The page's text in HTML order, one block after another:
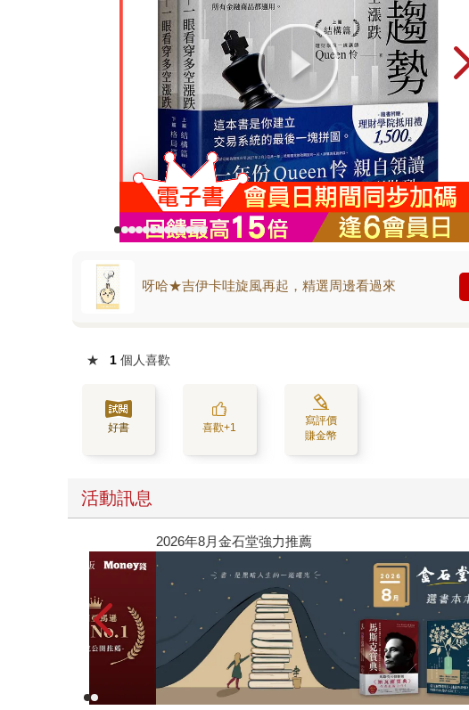
呀哈★吉伊卡哇旋風再起，精選周邊看過來
★ 1 個人喜歡
好書 喜歡+1
寫評價
賺金幣
活動訊息
【父親節禮物展】5折起，滿888送88點金幣